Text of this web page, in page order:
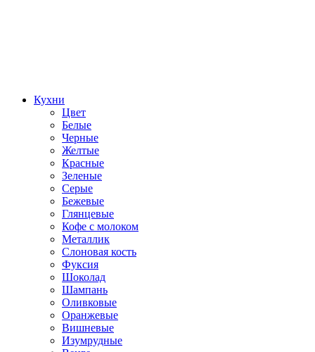
Кухни
Цвет
Белые
Черные
Желтые
Красные
Зеленые
Серые
Бежевые
Глянцевые
Кофе с молоком
Металлик
Слоновая кость
Фуксия
Шоколад
Шампань
Оливковые
Оранжевые
Вишневые
Изумрудные